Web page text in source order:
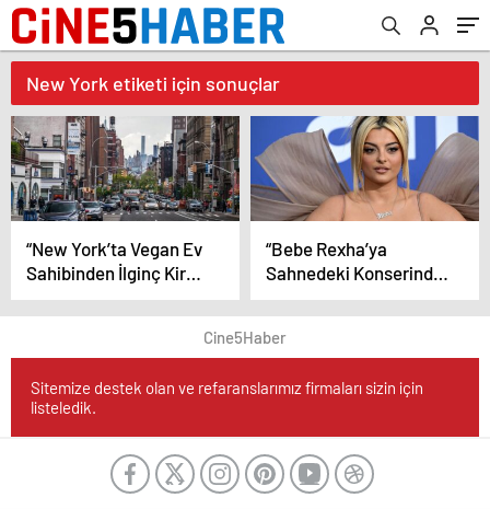
New York etiketi için sonuçlar
“New York’ta Vegan Ev
Sahibinden İlginç Kira
Şartı: Kiraya Verdiği
Evlerde Et Pişirilmesini
“Bebe Rexha’ya
Sahnedeki Konserinde
Telefonlu Saldırı”
Cine5Haber
Sitemize destek olan ve refaranslarımız firmaları sizin için
listeledik.